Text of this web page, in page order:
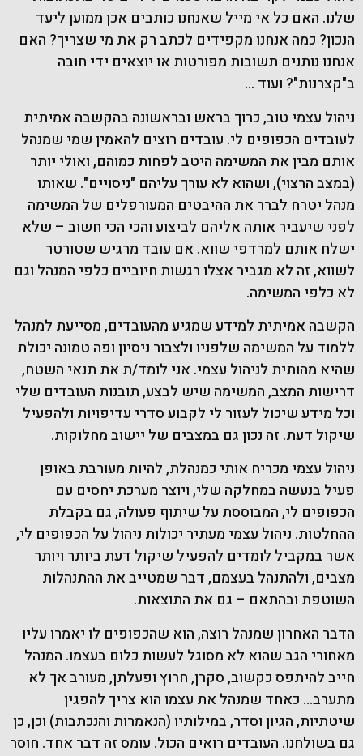
שלנו. האם כל אי מייל שאנחנו כותבים אכן ממוען ליעד
הנכון? כמה אנחנו מקפידים לכתב רק את מי שצריך? האם
אנחנו נותנים תשובות מפורטות או יוצאים ידי חובה
ב"קצרנות"? ועוד …
ניהול עצמי טוב, כרוך בראש ובראשונה בהקשבה אמיתית
לעובדים הכפופים לי. עובדים רוצים להאמין שמי שמנהל
אותם מבין את המשימה היטב לפחות כמוהם, ואולי יותר
(במצב הרצוי), ושהוא לא עורך עליהם "ניסויים". שאותו
מנהל יטרח לברר את ההיבטים המעורפלים של המשימה
לפני שיעביר אותה אליהם לביצוע והכי הכי חשוב – שלא
ישלח אותם למרדפי שווא. אם עובד מרגיש שטורטר
לשווא, זה לא מגביר אצלו רגשות חיוביים כלפי המנהל וגם
לא כלפי המשימה.
הקשבה אמיתית למידע שמגיע מהעובדים, מסייעת למנהל
ללמוד על המשימה שלפניו ולצבור ניסיון ופה טמונה יכולת
שהיא מהותית לניהול עצמי. אני לומד/ת את תנאי השטח,
דרישות המצב, המשימה שיש לבצע, תובנות העובדים שלי
וכל מידע שיכול לעזור לי לקבוע סדרי עדיפויות ולהפעיל
שיקול דעת. זה נכון גם במצבים של יישוב מחלוקות.
ניהול עצמי מכריח אותי כמנהלת, להיות מעורבת באופן
פעיל בנעשה במחלקה שלי, ויוצר מערכת יחסים עם
הכפופים לי, המבוססת על שיתוף פעולה, גם בקבלת
ההחלטות. ניהול עצמי מעתיר יכולות ניהול על הכפופים לי,
אשר במקביל לומדים להפעיל שיקול דעת ביותר ויותר
מצבים, ולהתנהל בעצמם, דבר שמטייב את ההתנהלות
השוטפת ובהתאם – גם את התוצאות.
הדבר האחרון שמנהל רוצה, הוא שהכפופים לו יאמרו עליו
מאחורי הגב שהוא לא מסוגל לעשות כלום בעצמו. המנהל
חייב להיתפס כקשוב, סקרן, חרוץ ופעלתן, מעורב אך לא
מתערב… כאחד שמנהל את עצמו הוא צריך להפגין
שיטתיות, הגיון וסדר, במילותיו (הנאמרות והנכתבות) וכן, כן
גם בשולחנו. העובדים רואים הכול. עומס זה דבר אחד. חוסר